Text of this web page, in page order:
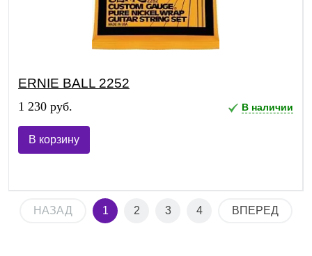
ERNIE BALL 2252
1 230 руб. В наличии
В корзину
НАЗАД 1 2 3 4 ВПЕРЕД